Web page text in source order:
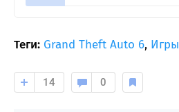
Теги: Grand Theft Auto 6, Игры
14 0